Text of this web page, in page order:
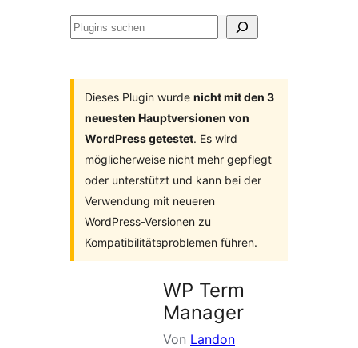
Plugins
Dieses Plugin wurde nicht mit den 3
neuesten Hauptversionen von
WordPress getestet. Es wird
möglicherweise nicht mehr gepflegt
oder unterstützt und kann bei der
Verwendung mit neueren
WordPress-Versionen zu
Kompatibilitätsproblemen führen.
WP Term
Manager
Von Landon